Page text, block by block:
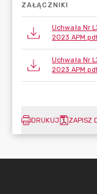
ZAŁĄCZNIKI
Uchwała Nr
2023
Uchwała Nr
2023
DRUKUJ ZAPISZ